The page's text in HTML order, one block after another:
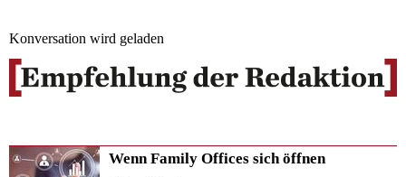
Konversation wird geladen
Wenn Family Offices sich öffnen